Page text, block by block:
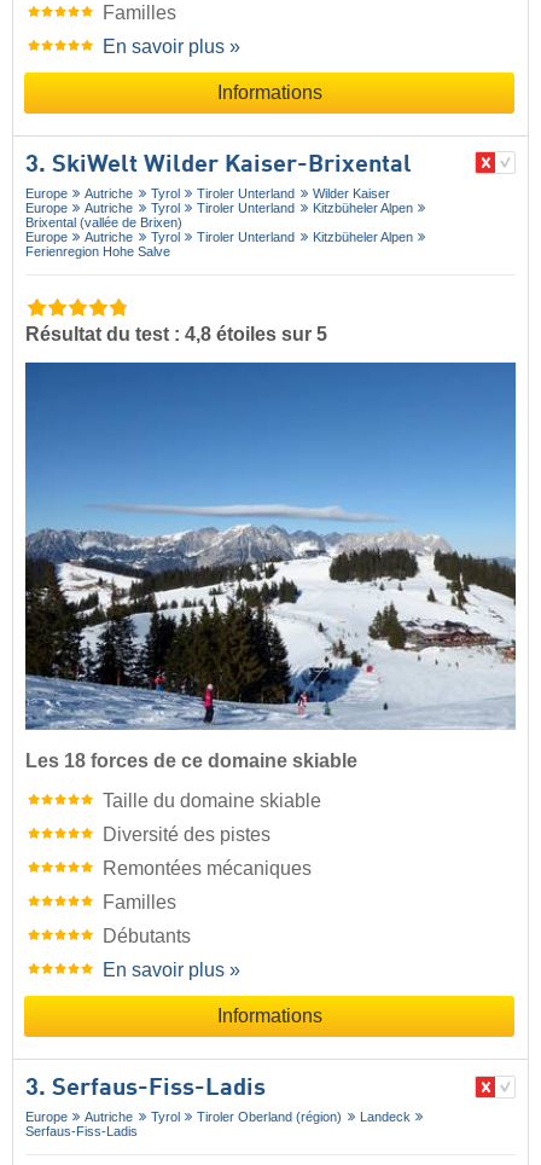
Familles
En savoir plus »
Informations
3. SkiWelt Wilder Kaiser-Brixental
Europe Autriche Tyrol Tiroler Unterland
Wilder Kaiser
Europe
Autriche Tyrol Tiroler Unterland
Kitzbüheler Alpen
Brixental (vallée de Brixen)
Europe
Autriche Tyrol Tiroler Unterland
Kitzbüheler Alpen
Ferienregion Hohe Salve
Résultat du test : 4,8 étoiles sur 5
Les 18 forces de ce domaine skiable
Taille du domaine skiable
Diversité des pistes
Remontées mécaniques
Familles
Débutants
En savoir plus »
Informations
3. Serfaus-Fiss-Ladis
Europe Autriche Tyrol Tiroler Oberland (région)
Landeck
Serfaus-Fiss-Ladis